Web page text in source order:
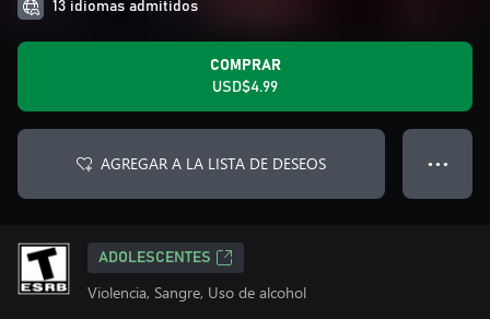
13 idiomas admitidos
COMPRAR
USD$4.99
AGREGAR A LA LISTA DE DESEOS ● ● ●
ADOLESCENTES
Violencia, Sangre, Uso de alcohol